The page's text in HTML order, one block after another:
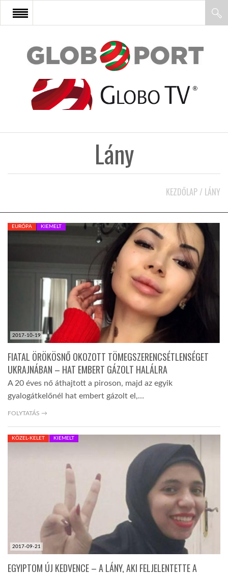
FŐOLDAL
AFRIKA
AUSZTRÁLIA
A VILÁG ITTHON
GLOBOTV BP
AFRIKA TUDÁSTÁR
Lány
KEZDŐLAP / LÁNY
2017-10-19
EURÓPA KIEMELT
FIATAL ÖRÖKÖSNŐ OKOZOTT TÖMEGSZERENCSÉTLENSÉGET
UKRAJNÁBAN – HAT EMBERT GÁZOLT HALÁLRA
A 20 éves nő áthajtott a piroson, majd az egyik
gyalogátkelőnél hat embert gázolt el,…
FOLYTATÁS →
2017-09-21
KÖZEL-KELET KIEMELT
EGYIPTOM ÚJ KEDVENCE – A LÁNY, AKI FELJELENTETTE A